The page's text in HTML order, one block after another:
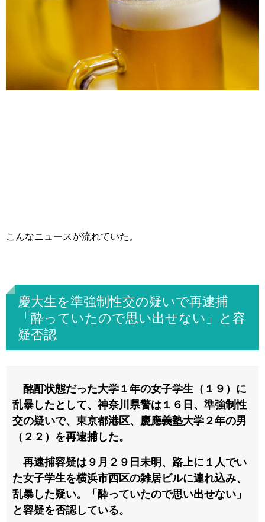
こんなニュースが流れていた。
慶大生を準強制性交の疑いで再逮捕
「酔っていたので思い出せない」と容
疑否認
酩酊状態だった大学１年の女子学生（１９）に
乱暴したとして、神奈川県警は１６日、準強制性
交の疑いで、東京都港区、慶應義塾大学２年の男
（２２）を再逮捕した。
再逮捕容疑は９月２９日未明、路上に１人でい
た女子学生を横浜市西区の雑居ビルに連れ込み、
乱暴した疑い。「酔っていたので思い出せない」
と容疑を否認している。